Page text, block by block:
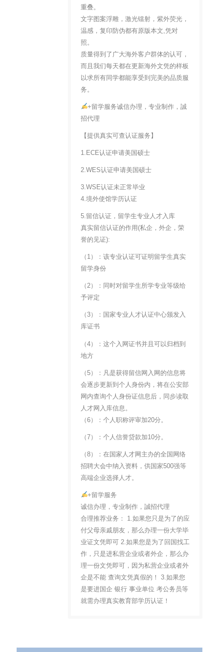
重叠。
文字图案浮雕，激光镭射，紫外荧光，
温感，复印防伪都有原版本文,凭对
照。
质量得到了广大海外客户群体的认可，
而且我们每天都在更新海外文凭的样板
以求所有同学都能享受到完美的品质服
务。
+留学服务诚信办理，专业制作，誠
招代理
【提供真实可查认证服务】
1.ECE认证申请美国硕士
2.WES认证申请美国硕士
3.WSE认证未正常毕业
4.境外使馆学历认证
5.留信认证，留学生专业人才入库
真实留信认证的作用(私企，外企，荣
誉的见证):
（1）：该专业认证可证明留学生真实
留学身份
（2）：同时对留学生所学专业等级给
予评定
（3）：国家专业人才认证中心颁发入
库证书
（4）：这个入网证书并且可以归档到
地方
（5）：凡是获得留信网入网的信息将
会逐步更新到个人身份内，将在公安部
网内查询个人身份证信息后，同步读取
人才网入库信息。
（6）：个人职称评审加20分。
（7）：个人信誉贷款加10分。
（8）：在国家人才网主办的全国网络
招聘大会中纳入资料，供国家500强等
高端企业选择人才。
+留学服务
诚信办理，专业制作，誠招代理
合理推荐业务： 1.如果您只是为了的应
付父母亲戚朋友，那么办理一份大学毕
业证文凭即可 2.如果您是为了回国找工
作，只是进私营企业或者外企，那么办
理一份文凭即可，因为私营企业或者外
企是不能 查询文凭真假的！ 3.如果您
是要进国企 银行 事业单位 考公务员等
就需办理真实教育部学历认证！